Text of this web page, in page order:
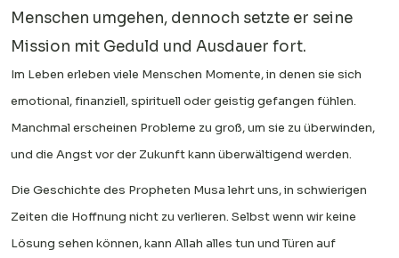
Menschen umgehen, dennoch setzte er seine
Mission mit Geduld und Ausdauer fort.
Im Leben erleben viele Menschen Momente, in denen sie sich
emotional, finanziell, spirituell oder geistig gefangen fühlen.
Manchmal erscheinen Probleme zu groß, um sie zu überwinden,
und die Angst vor der Zukunft kann überwältigend werden.
Die Geschichte des Propheten Musa lehrt uns, in schwierigen
Zeiten die Hoffnung nicht zu verlieren. Selbst wenn wir keine
Lösung sehen können, kann Allah alles tun und Türen auf